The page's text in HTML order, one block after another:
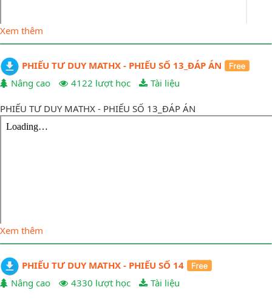
Xem thêm
PHIẾU TƯ DUY MATHX - PHIẾU SỐ 13_ĐÁP ÁN
Nâng cao
4122 lượt học Tài liệu
PHIẾU TƯ DUY MATHX - PHIẾU SỐ 13_ĐÁP ÁN
Xem thêm
PHIẾU TƯ DUY MATHX - PHIẾU SỐ 14
Nâng cao
4330 lượt học Tài liệu